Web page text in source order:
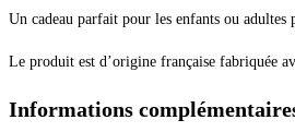
Un cadeau parfait pour les enfants ou
Le produit est d’origine française fabriquée
Informations